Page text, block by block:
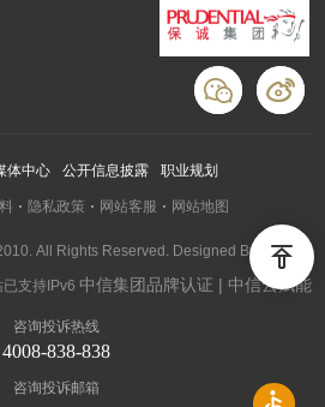
体中心 公开信息披露 职业规划
隐私政策 网站客服 网站地图
All Rights Reserved. Designed By Wanhu
支持IPv6 中信集团品牌认证 | 中信云赋能
咨询投诉热线
4008-838-838
咨询投诉邮箱